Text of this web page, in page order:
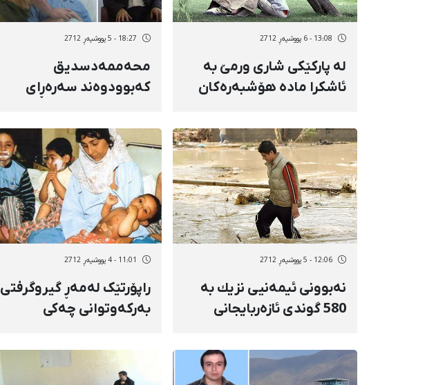
13:08 - 6 پووشپەڕ 2712
لە پاركێكی شاری ورمێ‌ بە
ئاشكرا مادە هۆشبەرەكان
18:27 - 5 پووشپەڕ 2712
محەممەدسدیق
كەبوودوەند سەرەڕای
بەردەوامە لە مانگرتن
12:06 - 5 پووشپەڕ 2712
نەبوونی ئیمەنیی نزیك بە
580 گوندی ئازەربایجانی
سرووشتییەكان مەترسین
بۆ سەر گوندەكان
11:01 - 4 پووشپەڕ 2712
راپۆرتێک له‌مه‌ڕ گیروگرفتی
به‌رکه‌وتوانی چه‌کی
شایه‌تحاڵانه‌وه‌